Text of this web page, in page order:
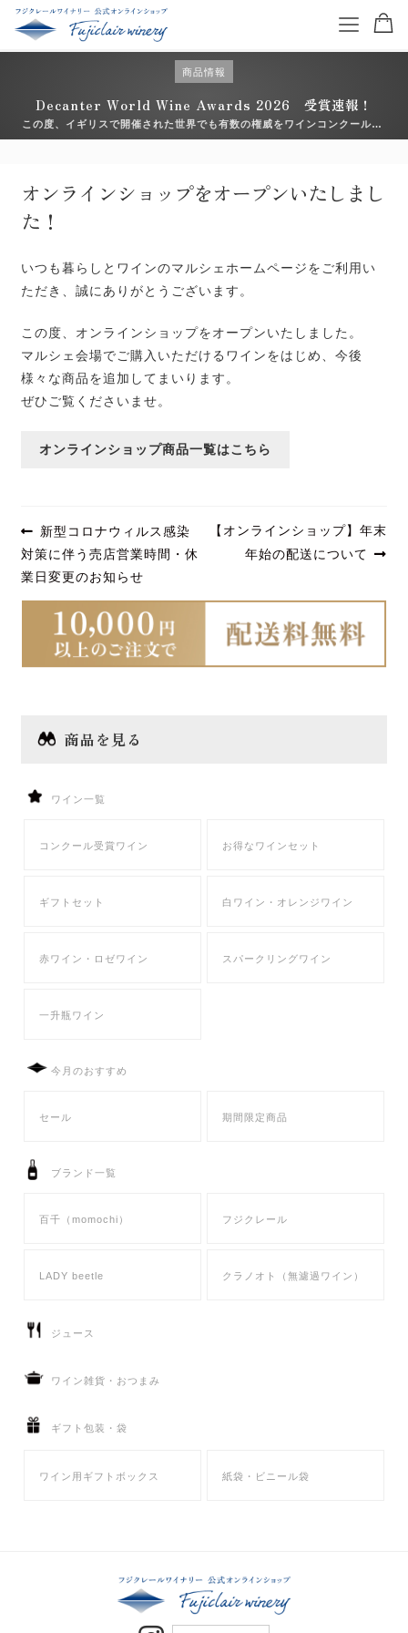
ワイン一覧
コンクール受賞ワイン
お得なワインセット
ギフトセット
白ワイン・オレンジワイン
スパークリングワイン
一升瓶ワイン
今月のおすすめ
セール
ブランド一覧
百千（momochi）
フジクレール
ギフト包装・袋
商品情報
Decanter World Wine Awards 2026 受賞速報！
この度、イギリスで開催された世界でも有数の権威をワインコンクール
「Decanter World Wine Awards （デキャンタ・ワールド・ワイン・ア
いただけ […]
オンラインショップをオープンいたしまし
た！
いつも暮らしとワインのマルシェホームページをご利用い
ただき、誠にありがとうございます。
この度、オンラインショップをオープンいたしました。
マルシェ会場でご購入いただけるワインをはじめ、今後
様々な商品を追加してまいります。
ぜひご覧くださいませ。
オンラインショップ商品一覧はこちら
投
稿
ナ
ゲ
ョ
ン
前
の
投
稿:
新型コロナウィルス感染
対策に伴う売店営業時間・休
業日変更のお知らせ
次
稿:
【オンラインショップ】年末
年始の配送について
商品を見る
ワイン一覧
コンクール受賞ワイン お得なワインセット
ギフトセット 白ワイン・オレンジワイン
赤ワイン・ロゼワイン スパークリングワイン
一升瓶ワイン
今月のおすすめ
セール 期間限定商品
ブランド一覧
百千（momochi） フジクレール
LADY beetle クラノオト（無濾過ワイン）
ジュース
ワイン雑貨・おつまみ
ギフト包装・袋
ワイン用ギフトボックス 紙袋・ビニール袋